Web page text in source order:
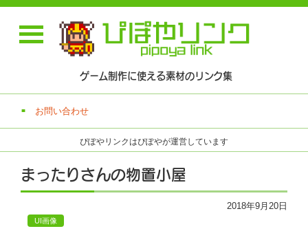
ゲーム制作に使える素材のリンク集
お問い合わせ
ぴぽやリンクはぴぽやが運営しています
まったりさんの物置小屋
2018年9月20日
UI画像